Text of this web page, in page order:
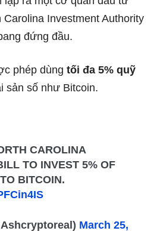
Investment Authority
đứng đầu.
phép dùng tối đa 5% quỹ
sản số như Bitcoin.
CAROLINA
TO INVEST 5% OF
BITCOIN.
March 25,